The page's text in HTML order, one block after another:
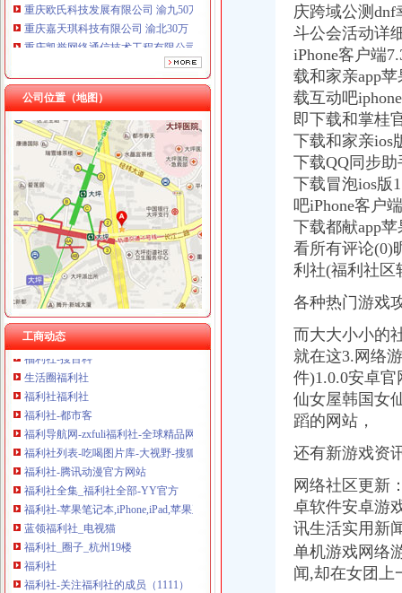
重庆嘉天琪科技有限公司 渝北30万 （工商注册）
重庆凯誉网络通信技术工程有限公司 渝中300万 （工商变更）
重庆佳技维科技发展有限公司 渝南100万 （进出口权）
上海兆妩贸易有限公司重庆龙湖·北城天街分公司 （工商注册）
公司位置（地图）
工商动态
福利社
蓝领福利社_电视猫
免费zxfuli福利社影院
福利社的微博_腾讯微博
福利社-@HR圈内招聘网,HR人自己的招聘网站
福利社就是找福利的地方,各类福利图尽在且听风吟福利吧
宅男福利社|fulibbs.com
福利社-宅男福利社_福利社zxfuli_福利社天天更新_福利社电影-网络
福利社-搜百科
生活圈福利社
福利社福利社
福利社-都市客
福利导航网-zxfuli福利社-全球精品网站大全
福利社列表-吃喝图片库-大视野-搜狐
福利社-腾讯动漫官方网站
福利社全集_福利社全部-YY官方
福利社-苹果笔记本,iPhone,iPad,苹果正品购买,在这里有便宜的苹
蓝领福利社_电视猫
福利社_圈子_杭州19楼
福利社
福利社-关注福利社的成员（1111）
我买网福利社,每周福利送不停！-中粮我买网
庆跨域公测
斗公会活动详
iPhone客户端
载和家亲app
载互动吧
即下载和掌桂
下载和家亲ios
下载QQ同步助
下载冒泡ios版
吧iPhone客户
下载都献app
看所有评论(0)
利社(福利社区
各种热门游戏
而大大小小的
就在这3.网络
件)1.0.0安卓
仙女屋韩国女
蹈的网站，
还有新游戏资
网络社区更新
卓软件安卓游
讯生活实用新
单机游戏网络
闻,却在女团上